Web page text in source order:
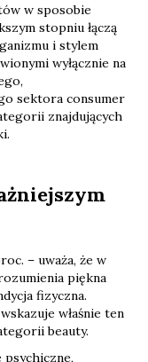
w sposobie
stopniu łączą
i stylem
wyłącznie na
sektora consumer
znajdujących
– uważa, że w
piękna
fizyczna.
właśnie ten
beauty.
psychiczne,